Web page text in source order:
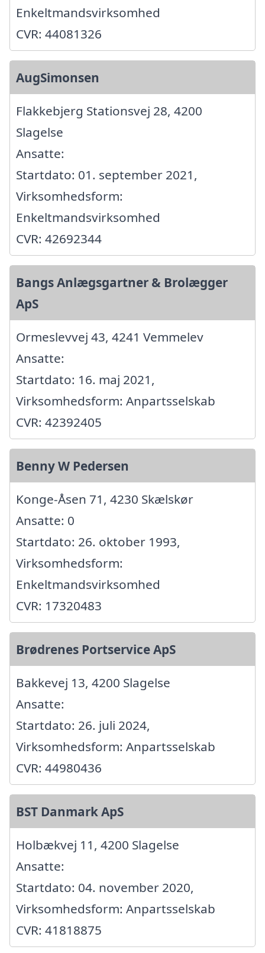
Enkeltmandsvirksomhed
CVR: 44081326
AugSimonsen
Flakkebjerg Stationsvej 28, 4200
Slagelse
Ansatte:
Startdato: 01. september 2021,
Virksomhedsform:
Enkeltmandsvirksomhed
CVR: 42692344
Bangs Anlægsgartner & Brolægger
ApS
Ormeslevvej 43, 4241 Vemmelev
Ansatte:
Startdato: 16. maj 2021,
Virksomhedsform: Anpartsselskab
CVR: 42392405
Benny W Pedersen
Konge-Åsen 71, 4230 Skælskør
Ansatte: 0
Startdato: 26. oktober 1993,
Virksomhedsform:
Enkeltmandsvirksomhed
CVR: 17320483
Brødrenes Portservice ApS
Bakkevej 13, 4200 Slagelse
Ansatte:
Startdato: 26. juli 2024,
Virksomhedsform: Anpartsselskab
CVR: 44980436
BST Danmark ApS
Holbækvej 11, 4200 Slagelse
Ansatte:
Startdato: 04. november 2020,
Virksomhedsform: Anpartsselskab
CVR: 41818875